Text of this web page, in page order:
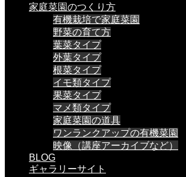
家庭菜園のつくり方
有機栽培で家庭菜園
野菜の育て方
葉菜タイプ
外葉タイプ
根菜タイプ
イモ類タイプ
果菜タイプ
マメ類タイプ
家庭菜園の道具
ワンランクアップの有機菜園
映像（講座アーカイブなど）
BLOG
ギャラリーサイト